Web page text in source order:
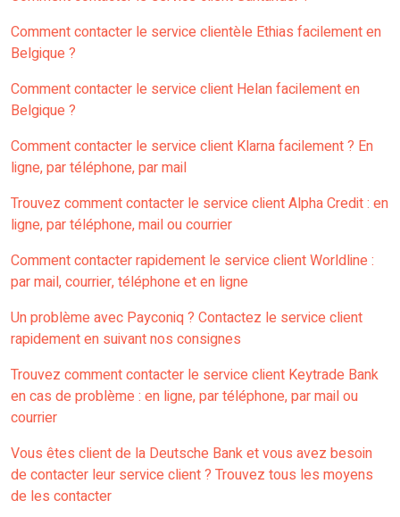
Comment contacter le service clientèle Ethias facilement en
Belgique ?
Comment contacter le service client Helan facilement en
Belgique ?
Comment contacter le service client Klarna facilement ? En
ligne, par téléphone, par mail
Trouvez comment contacter le service client Alpha Credit : en
ligne, par téléphone, mail ou courrier
Comment contacter rapidement le service client Worldline :
par mail, courrier, téléphone et en ligne
Un problème avec Payconiq ? Contactez le service client
rapidement en suivant nos consignes
Trouvez comment contacter le service client Keytrade Bank
en cas de problème : en ligne, par téléphone, par mail ou
courrier
Vous êtes client de la Deutsche Bank et vous avez besoin
de contacter leur service client ? Trouvez tous les moyens
de les contacter